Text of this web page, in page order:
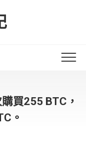
買255 BTC，
。